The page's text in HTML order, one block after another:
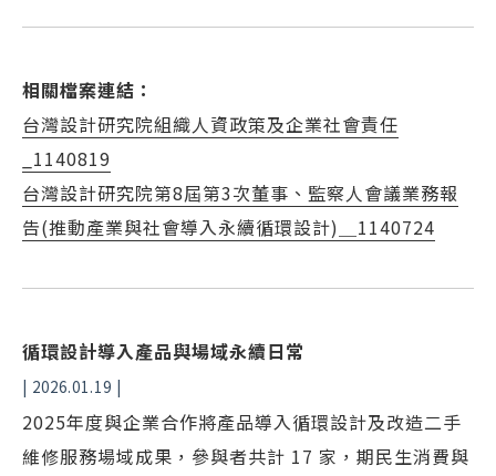
相關檔案連結：
台灣設計研究院組織人資政策及企業社會責任
_1140819
台灣設計研究院第8屆第3次董事、監察人會議業務報
告(推動產業與社會導入永續循環設計)＿1140724
循環設計導入產品與場域永續日常
| 2026.01.19 |
2025年度與企業合作將產品導入循環設計及改造二手
維修服務場域成果，參與者共計 17 家，期民生消費與